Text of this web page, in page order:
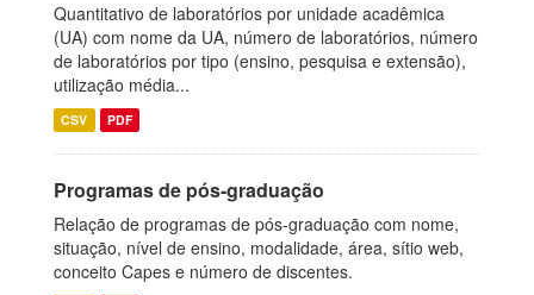
Quantitativo de laboratórios por unidade acadêmica
(UA) com nome da UA, número de laboratórios, número
de laboratórios por tipo (ensino, pesquisa e extensão),
utilização média...
CSV PDF
Programas de pós-graduação
Relação de programas de pós-graduação com nome,
situação, nível de ensino, modalidade, área, sítio web,
conceito Capes e número de discentes.